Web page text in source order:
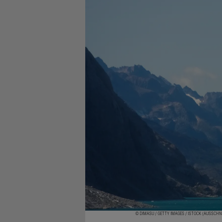
© DIMASU / GETTY IMAGES / ISTOCK